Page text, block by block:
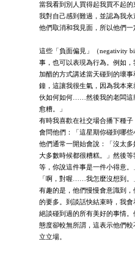
當我看到別人買得起我買不起的
我對自己感到難過，並認為我永
他們取消和我見面，所以他們一
這些「負面偏見」（negativity
事，也可以表現為行為。例如
加醋的方式講述當天碰到的壞
鐘，這讓我很生氣，因為我本
伙如何如何……然後我的老闆
愈糟。」
有時我喜歡在社交場合播下種
會問他們：「這星期你碰到哪些
他們通常一開始會說：「沒太
大多數時候都很糟糕。」然後
等，你說這件事是一件小得意。
「啊，對喔……我怎麼沒想到。
有趣的是，他們慢慢會意識到
的要多。到談話快結束時，我
絕談碰到過的所有美好的事情
態度卻較無所謂，這表示他們
立立場。